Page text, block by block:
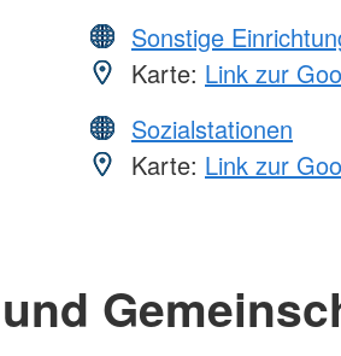
Sonstige
Karte: Link zur
Sozialstationen
Karte: Link zur